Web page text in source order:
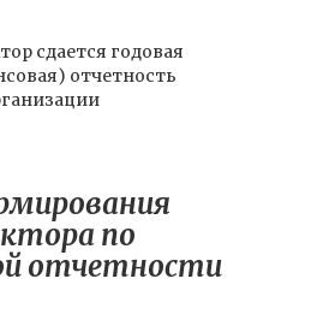
сдается годовая
отчетность
по
отчетности